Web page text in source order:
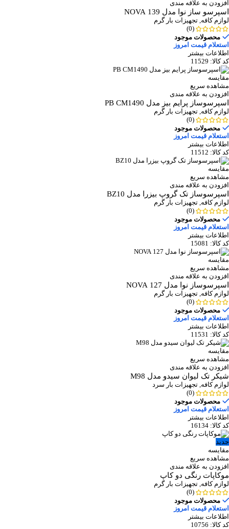
افزودن به علاقه مندی
اسپرسو ساز نوا مدل 139 NOVA
لوازم کافه تجهیزات بار گرم
(0)
محصولات موجود
استعلام قیمت امروز
اطلاعات بیشتر
کد کالا: 11529
مقایسه
مشاهده سریع
افزودن به علاقه مندی
اسپرسوساز پرایم بیز مدل PB CM1490
لوازم کافه تجهیزات بار گرم
(0)
محصولات موجود
استعلام قیمت امروز
اطلاعات بیشتر
کد کالا: 11512
مقایسه
مشاهده سریع
افزودن به علاقه مندی
اسپرسوساز تک گروپ بیزرا مدل BZ10
لوازم کافه تجهیزات بار گرم
(0)
محصولات موجود
استعلام قیمت امروز
اطلاعات بیشتر
کد کالا: 15081
مقایسه
مشاهده سریع
افزودن به علاقه مندی
اسپرسوساز نوا مدل 127 NOVA
لوازم کافه تجهیزات بار گرم
(0)
محصولات موجود
استعلام قیمت امروز
اطلاعات بیشتر
کد کالا: 11531
مقایسه
مشاهده سریع
افزودن به علاقه مندی
شیکر تک لیوان سیدو مدل M98
لوازم کافه تجهیزات بار سرد
(0)
محصولات موجود
استعلام قیمت امروز
اطلاعات بیشتر
کد کالا: 16134
جدید
مقایسه
مشاهده سریع
افزودن به علاقه مندی
موکاپات رنگی دو کاپ
لوازم کافه تجهیزات بار گرم
(0)
محصولات موجود
استعلام قیمت امروز
اطلاعات بیشتر
کد کالا: 10756